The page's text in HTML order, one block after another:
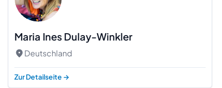
Maria Ines Dulay-Winkler
Deutschland
Zur Detailseite →